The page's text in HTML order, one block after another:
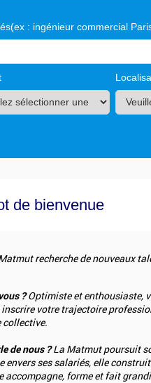
(ex : ingénieur commercial
de bienvenue
recherche de nouveaux
?Optimiste et enthousiaste,
inscrire votre trajectoire
collective.
de nous ?La Matmut poursuit
envers ses salariés, elle
accompagne, forme et fait